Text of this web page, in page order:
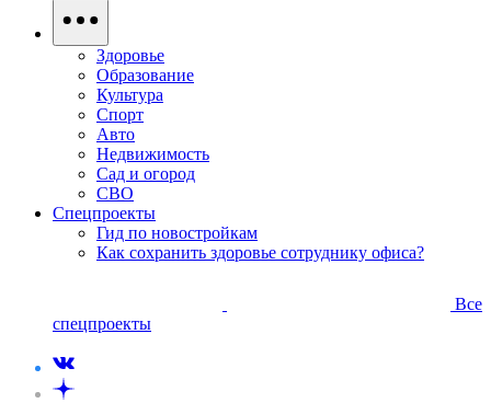
Здоровье
Образование
Культура
Спорт
Авто
Недвижимость
Сад и огород
СВО
Спецпроекты
Гид по новостройкам
Как сохранить здоровье сотруднику офиса?
Все
спецпроекты